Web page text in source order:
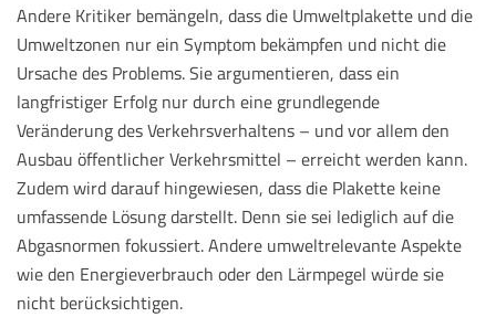
Andere Kritiker bemängeln, dass die Umweltplakette und die
Umweltzonen nur ein Symptom bekämpfen und nicht die
Ursache des Problems. Sie argumentieren, dass ein
langfristiger Erfolg nur durch eine grundlegende
Veränderung des Verkehrsverhaltens – und vor allem den
Ausbau öffentlicher Verkehrsmittel – erreicht werden kann.
Zudem wird darauf hingewiesen, dass die Plakette keine
umfassende Lösung darstellt. Denn sie sei lediglich auf die
Abgasnormen fokussiert. Andere umweltrelevante Aspekte
wie den Energieverbrauch oder den Lärmpegel würde sie
nicht berücksichtigen.